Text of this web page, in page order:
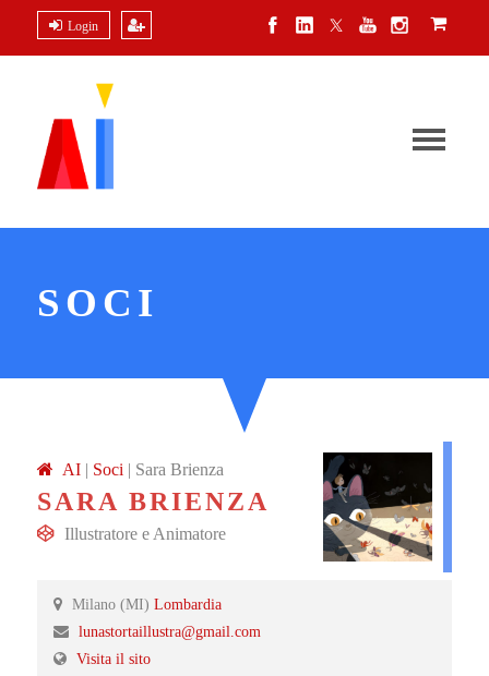
Login
SOCI
AI | Soci | Sara Brienza
SARA BRIENZA
Illustratore e Animatore
Milano (MI) Lombardia
lunastortaillustra@gmail.com
Visita il sito